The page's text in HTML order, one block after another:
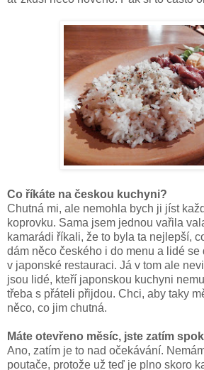
Co říkáte na českou kuchyni?
Chutná mi, ale nemohla bych ji jíst
koprovku. Sama jsem jednou vařila
kamarádi říkali, že to byla ta nejlepší,
dám něco českého i do menu a lidé se
v japonské restauraci. Já v tom ale
jsou lidé, kteří japonskou kuchyni
třeba s přáteli přijdou. Chci, aby taky
něco, co jim chutná.
Máte otevřeno měsíc, jste zatím
Ano, zatím je to nad očekávání.
poutače, protože už teď je plno skoro